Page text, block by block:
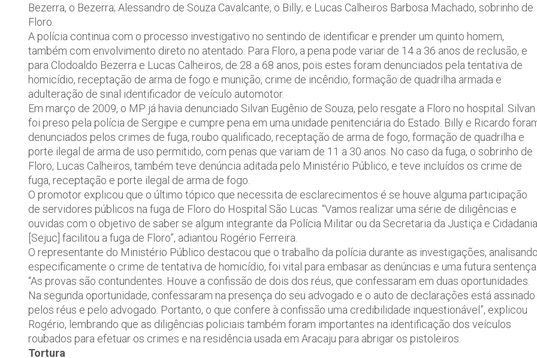
Bezerra, o Bezerra; Alessandro de Souza Cavalcante, o Billy; e Lucas Calheiros Barbosa Machado, sobrinho de
Floro.
A polícia continua com o processo investigativo no sentindo de identificar e prender um quinto homem,
também com envolvimento direto no atentado. Para Floro, a pena pode variar de 14 a 36 anos de reclusão, e
para Clodoaldo Bezerra e Lucas Calheiros, de 28 a 68 anos, pois estes foram denunciados pela tentativa de
homicídio, receptação de arma de fogo e munição, crime de incêndio, formação de quadrilha armada e
adulteração de sinal identificador de veículo automotor.
Em março de 2009, o MP já havia denunciado Silvan Eugênio de Souza, pelo resgate a Floro no hospital. Silvan
foi preso pela polícia de Sergipe e cumpre pena em uma unidade penitenciária do Estado. Billy e Ricardo
denunciados pelos crimes de fuga, roubo qualificado, receptação de arma de fogo, formação de quadrilha e
porte ilegal de arma de uso permitido, com penas que variam de 11 a 30 anos. No caso da fuga, o sobrinho de
Floro, Lucas Calheiros, também teve denúncia aditada pelo Ministério Público, e teve incluídos os crime de
fuga, receptação e porte ilegal de arma de fogo.
O promotor explicou que o último tópico que necessita de esclarecimentos é se houve alguma participação
de servidores públicos na fuga de Floro do Hospital São Lucas. “Vamos realizar uma série de diligências e
ouvidas com o objetivo de saber se algum integrante da Polícia Militar ou da Secretaria da Justiça e Cidadania
[Sejuc] facilitou a fuga de Floro”, adiantou Rogério Ferreira.
O representante do Ministério Público destacou que o trabalho da polícia durante as investigações, analisando
especificamente o crime de tentativa de homicídio, foi vital para embasar as denúncias e uma futura sentença.
“As provas são contundentes. Houve a confissão de dois dos réus, que confessaram em duas oportunidades.
Na segunda oportunidade, confessaram na presença do seu advogado e o auto de declarações está assinado
pelos réus e pelo advogado. Portanto, o que confere à confissão uma credibilidade inquestionável”, explicou
Rogério, lembrando que as diligências policiais também foram importantes na identificação dos veículos
roubados para efetuar os crimes e na residência usada em Aracaju para abrigar os pistoleiros.
Tortura